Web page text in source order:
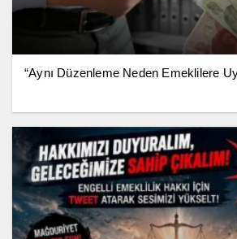
“Aynı Düzenleme Neden Emeklilere